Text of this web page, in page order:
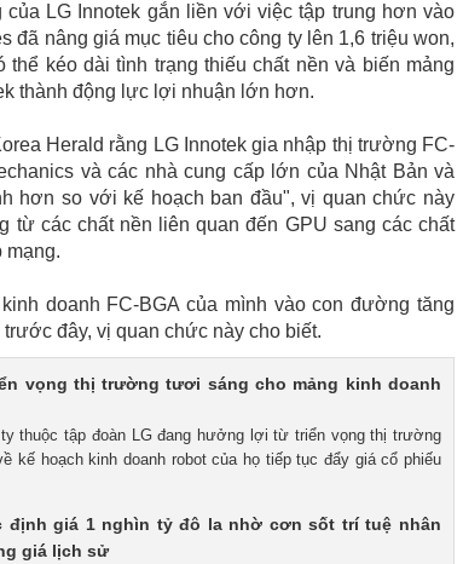
LG Innotek gắn liền với việc tập trung hơn vào
đã nâng giá mục tiêu cho công ty lên 1,6 triệu won,
kéo dài tình trạng thiếu chất nền và biến mảng
thành động lực lợi nhuận lớn hơn.
Herald rằng LG Innotek gia nhập thị trường FC-
và các nhà cung cấp lớn của Nhật Bản và
hơn so với kế hoạch ban đầu", vị quan chức này
từ các chất nền liên quan đến GPU sang các chất
mạng.
doanh FC-BGA của mình vào con đường tăng
đây, vị quan chức này cho biết.
vọng thị trường tươi sáng cho mảng kinh doanh
thuộc tập đoàn LG đang hưởng lợi từ triển vọng thị trường
kế hoạch kinh doanh robot của họ tiếp tục đẩy giá cổ phiếu
định giá 1 nghìn tỷ đô la nhờ cơn sốt trí tuệ nhân
giá lịch sử